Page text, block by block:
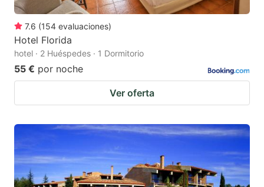
7.6 (154 evaluaciones)
Hotel Florida
hotel · 2 Huéspedes · 1 Dormitorio
55 € por noche
Ver oferta